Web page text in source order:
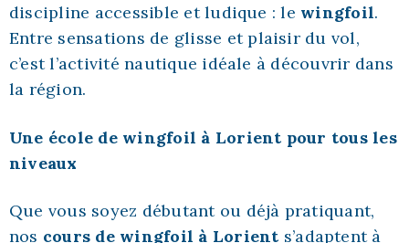
discipline accessible et ludique : le wingfoil.
Entre sensations de glisse et plaisir du vol,
c’est l’activité nautique idéale à découvrir dans
la région.
Une école de wingfoil à Lorient pour tous les
niveaux
Que vous soyez débutant ou déjà pratiquant,
nos cours de wingfoil à Lorient s’adaptent à